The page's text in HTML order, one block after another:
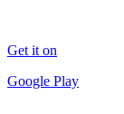
Get it on
Google Play